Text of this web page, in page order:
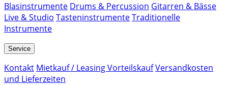
Blasinstrumente Drums & Percussion Gitarren & Bässe
Live & Studio TasteninstrumenteTraditionelle
Instrumente
Service
Kontakt Mietkauf / Leasing VorteilskaufVersandkosten
und Lieferzeiten